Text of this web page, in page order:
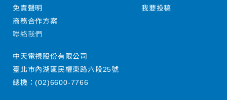
免責聲明
商務合作方案
我要投稿
聯絡我們
中天電視股份有限公司
臺北市內湖區民權東路六段25號
總機：(02)6600-7766